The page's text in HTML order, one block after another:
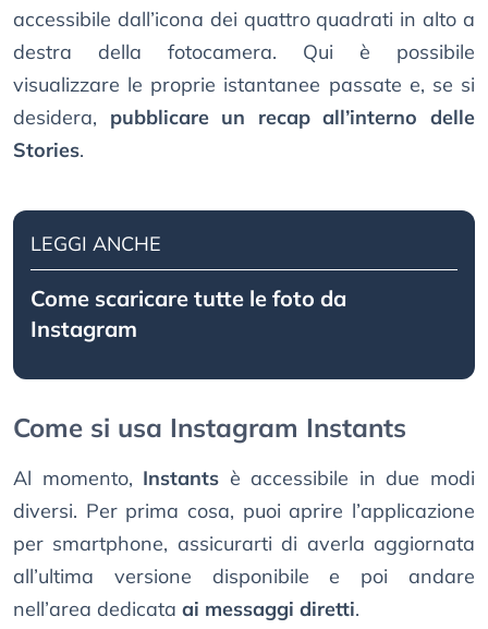
accessibile dall’icona dei quattro quadrati in alto a
destra della fotocamera. Qui è possibile
visualizzare le proprie istantanee passate e, se si
desidera, pubblicare un recap all’interno delle
Stories.
LEGGI ANCHE
Come scaricare tutte le foto da
Instagram
Come si usa Instagram Instants
Al momento, Instants è accessibile in due modi
diversi. Per prima cosa, puoi aprire l’applicazione
per smartphone, assicurarti di averla aggiornata
all’ultima versione disponibile e poi andare
nell’area dedicata ai messaggi diretti.